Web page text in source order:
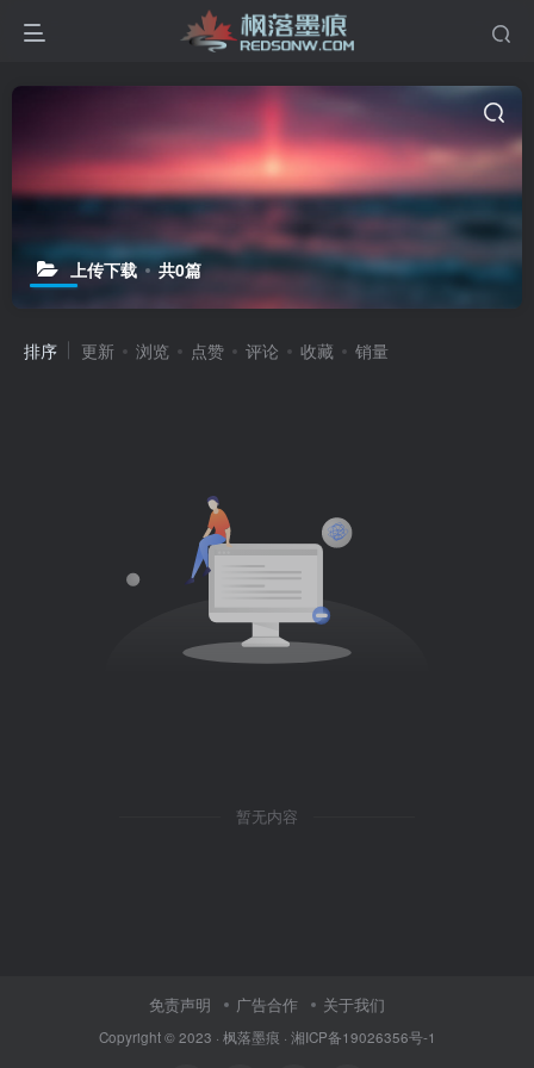
上传下载 共0篇
排序 更新 浏览 点赞 评论 收藏 销量
暂无内容
免责声明 广告合作 关于我们
Copyright © 2023 · 枫落墨痕 · 湘ICP备19026356号-1